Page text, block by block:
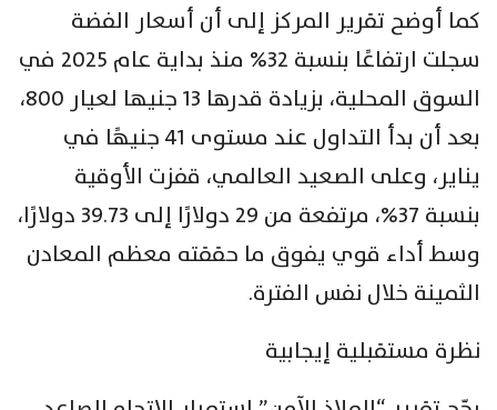
كما أوضح تقرير المركز إلى أن أسعار الفضة
سجلت ارتفاعًا بنسبة 32% منذ بداية عام 2025 في
السوق المحلية، بزيادة قدرها 13 جنيها لعيار 800،
بعد أن بدأ التداول عند مستوى 41 جنيهًا في
يناير، وعلى الصعيد العالمي، قفزت الأوقية
بنسبة 37%، مرتفعة من 29 دولارًا إلى 39.73 دولارًا،
وسط أداء قوي يفوق ما حققته معظم المعادن
الثمينة خلال نفس الفترة.
نظرة مستقبلية إيجابية